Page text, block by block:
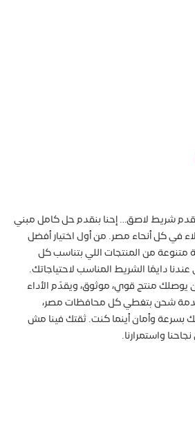
شريط لاصق… إحنا بنقدم حل كامل مبني
في كل أنحاء مصر. من أول اختيار أفضل
متنوعة من المنتجات اللي بتناسب كل
عندنا دايمًا الشريط المناسب لاحتياجاتك.
يوصلك منتج قوي، موثوق، ويقدّم الأداء
خدمة شحن بتغطي كل محافظات مصر،
بسرعة وأمان أينما كنت. ثقتك فينا مش
واستمرارنا.